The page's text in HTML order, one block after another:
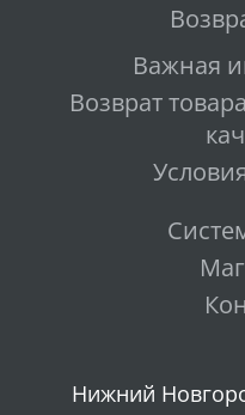
Важная
Возврат
Нижний